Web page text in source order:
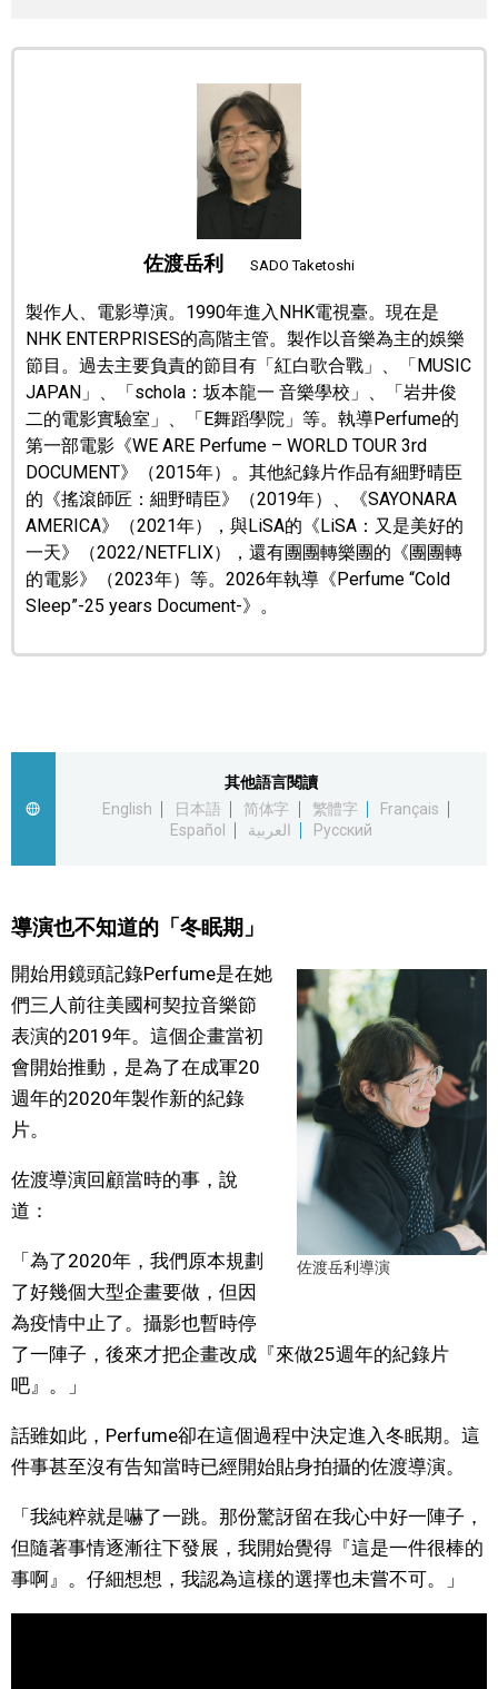
政治外交
科學技術
生活
運動
娛樂
教育
工作勞動
語言
東京
編輯部通知
佐渡岳利 SADO Taketoshi
製作人、電影導演。1990年進入NHK電視臺。現在是
NHK ENTERPRISES的高階主管。製作以音樂為主的娛樂
節目。過去主要負責的節目有「紅白歌合戰」、「MUSIC
JAPAN」、「schola：坂本龍一 音樂學校」、「岩井俊
二的電影實驗室」、「E舞蹈學院」等。執導Perfume的
第一部電影《WE ARE Perfume – WORLD TOUR 3rd
DOCUMENT》（2015年）。其他紀錄片作品有細野晴臣
的《搖滾師匠：細野晴臣》（2019年）、《SAYONARA
AMERICA》（2021年），與LiSA的《LiSA：又是美好的
一天》（2022/NETFLIX），還有團團轉樂團的《團團轉
的電影》（2023年）等。2026年執導《Perfume “Cold
Sleep”-25 years Document-》。
其他語言閱讀
English
日本語 简体字 繁體字
Français
Español
العربية Русский
導演也不知道的「冬眠期」
佐渡岳利導演
開始用鏡頭記錄Perfume是在她
們三人前往美國柯契拉音樂節
表演的2019年。這個企畫當初
會開始推動，是為了在成軍20
週年的2020年製作新的紀錄
片。
佐渡導演回顧當時的事，說
道：
「為了2020年，我們原本規劃
了好幾個大型企畫要做，但因
為疫情中止了。攝影也暫時停
了一陣子，後來才把企畫改成『來做25週年的紀錄片
吧』。」
話雖如此，Perfume卻在這個過程中決定進入冬眠期。這
件事甚至沒有告知當時已經開始貼身拍攝的佐渡導演。
「我純粹就是嚇了一跳。那份驚訝留在我心中好一陣子，
但隨著事情逐漸往下發展，我開始覺得『這是一件很棒的
事啊』。仔細想想，我認為這樣的選擇也未嘗不可。」